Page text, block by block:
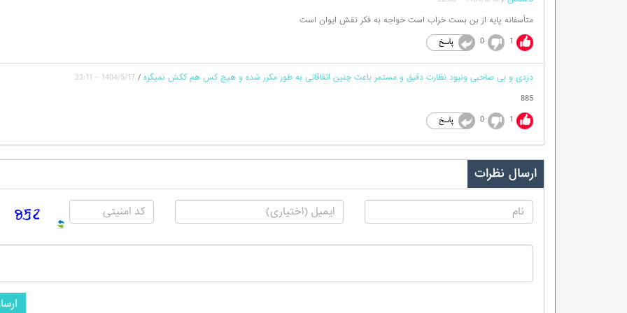
متأسفانه پایه از بن بست خراب است خواجه به‌ فکر نقش ایوان است
1
0
دزدی و بی صاحبی ونبود نظارت دقیق و مستمر باعث چنین اتفاقاتی به طور مکرر شده و هیچ کس هم ککش نمیگزه /
1404/5/17 - 23:11
885
1
0
ارسال نظرات